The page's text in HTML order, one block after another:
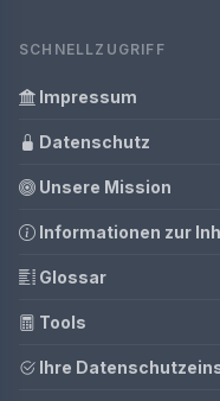
SCHNELLZUGRIFF
Impressum
Datenschutz
Unsere Mission
Informationen zur
Glossar
Tools
Ihre